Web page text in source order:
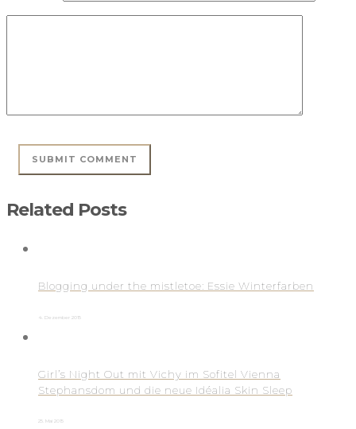
Related Posts
Blogging under the mistletoe: Essie Winterfarben
4. Dezember 2015
Girl’s Night Out mit Vichy im Sofitel Vienna
Stephansdom und die neue Idéalia Skin Sleep
25. Mai 2015